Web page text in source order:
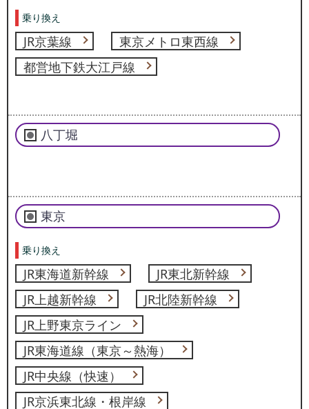
乗り換え
JR京葉線
東京メトロ東西線
都営地下鉄大江戸線
八丁堀
東京
乗り換え
JR東海道新幹線
JR東北新幹線
JR上越新幹線
JR北陸新幹線
JR上野東京ライン
JR東海道線（東京～熱海）
JR中央線（快速）
JR京浜東北線・根岸線